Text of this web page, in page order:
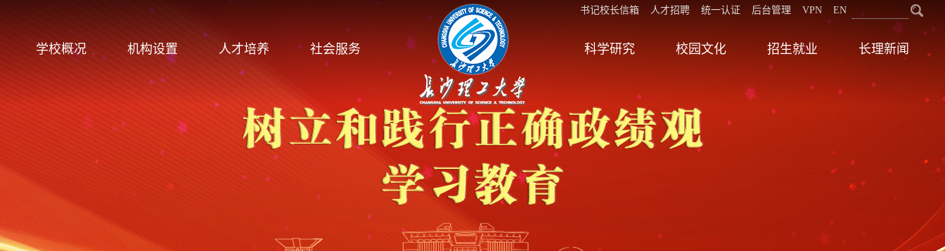
书记校长信箱 人才招聘 统一认证 后台管理 VPN EN
学校概况 机构设置 人才培养 社会服务 科学研究 校园文化 招生就业 长理新闻